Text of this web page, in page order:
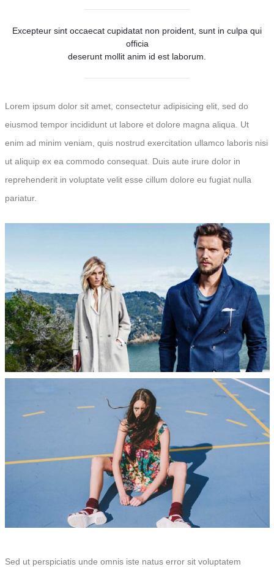
Excepteur sint occaecat cupidatat non proident, sunt in culpa qui
officia
deserunt mollit anim id est laborum.
Lorem ipsum dolor sit amet, consectetur adipisicing elit, sed do
eiusmod tempor incididunt ut labore et dolore magna aliqua. Ut
enim ad minim veniam, quis nostrud exercitation ullamco laboris nisi
ut aliquip ex ea commodo consequat. Duis aute irure dolor in
reprehenderit in voluptate velit esse cillum dolore eu fugiat nulla
pariatur.
Sed ut perspiciatis unde omnis iste natus error sit voluptatem